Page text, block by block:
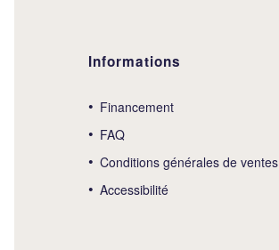
Informations
Financement
FAQ
Conditions générales de ventes
Accessibilité